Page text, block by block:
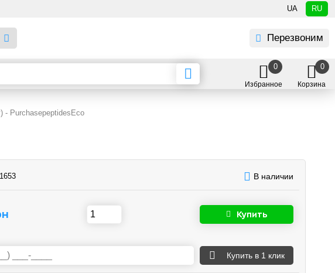
UA RU
Перезвоним
Избранное
0
Корзина
0
- PurchasepeptidesEco
1653 В наличии
Купить
Купить в 1 клик